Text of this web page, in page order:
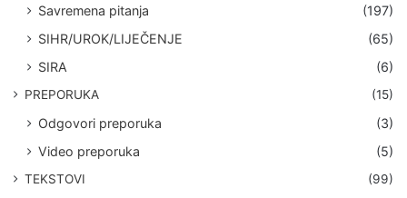
Savremena pitanja
(197)
SIHR/UROK/LIJEČENJE
(65)
SIRA
(6)
PREPORUKA (15)
Odgovori preporuka
(3)
Video preporuka
(5)
TEKSTOVI
(99)